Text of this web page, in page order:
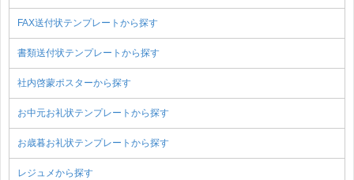
FAX送付状テンプレートから探す
書類送付状テンプレートから探す
社内啓蒙ポスターから探す
お中元お礼状テンプレートから探す
お歳暮お礼状テンプレートから探す
レジュメから探す